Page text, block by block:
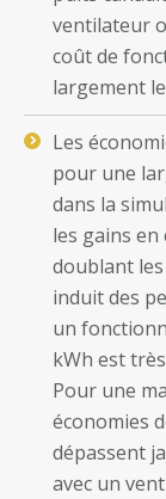
ventilateur
coût de
largement
Les
pour une
dans la
les gains en
doublant
induit des
un
kWh est
Pour une
économies
dépassent
avec un